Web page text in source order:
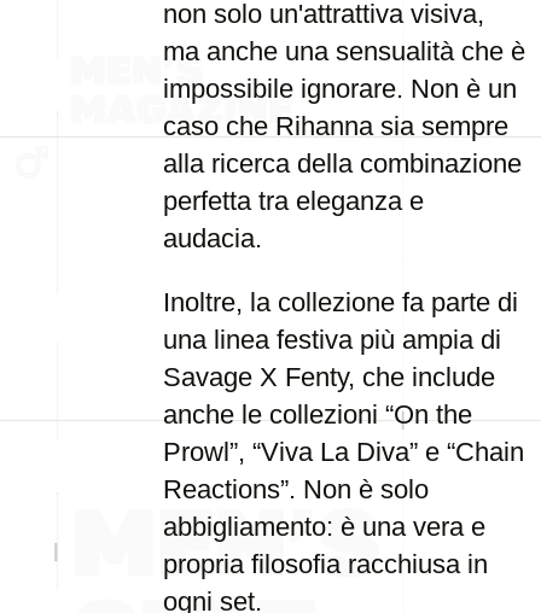
non solo un'attrattiva visiva,
ma anche una sensualità che è
impossibile ignorare. Non è un
caso che Rihanna sia sempre
alla ricerca della combinazione
perfetta tra eleganza e
audacia.
Inoltre, la collezione fa parte di
una linea festiva più ampia di
Savage X Fenty, che include
anche le collezioni “On the
Prowl”, “Viva La Diva” e “Chain
Reactions”. Non è solo
abbigliamento: è una vera e
propria filosofia racchiusa in
ogni set.